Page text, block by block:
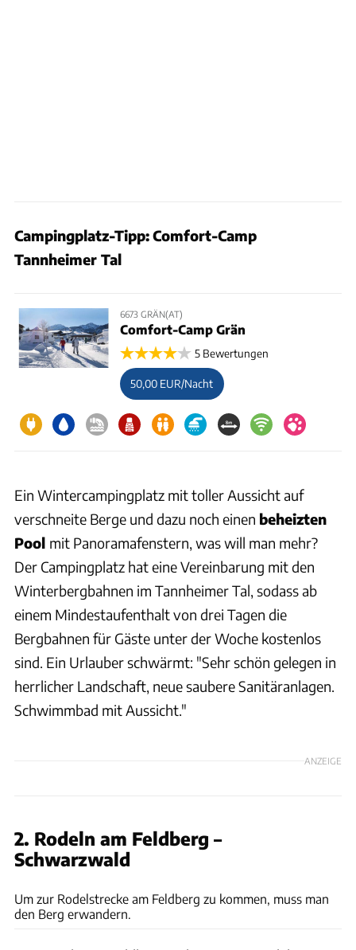
Campingplatz-Tipp:Comfort-Camp
Tannheimer Tal
6673 GRÄN(AT)
Comfort-Camp Grän
5 Bewertungen
50,00 EUR/Nacht
Ein Wintercampingplatz mit toller Aussicht auf
verschneite Berge und dazu noch einen beheizten
Pool mit Panoramafenstern, was will man mehr?
Der Campingplatz hat eine Vereinbarung mit den
Winterbergbahnen im Tannheimer Tal, sodass ab
einem Mindestaufenthalt von drei Tagen die
Bergbahnen für Gäste unter der Woche kostenlos
sind. Ein Urlauber schwärmt: "Sehr schön gelegen in
herrlicher Landschaft, neue saubere Sanitäranlagen.
Schwimmbad mit Aussicht."
ANZEIGE
2. Rodeln am Feldberg –
Schwarzwald
Um zur Rodelstrecke am Feldberg zu kommen, muss man
den Berg erwandern.